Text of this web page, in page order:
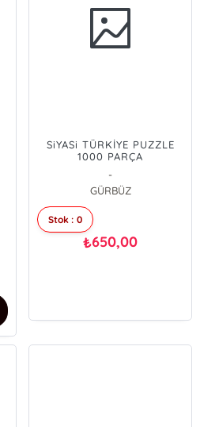
SiYASi TÜRKİYE PUZZLE
1000 PARÇA
-
GÜRBÜZ
Stok : 0
₺650,00